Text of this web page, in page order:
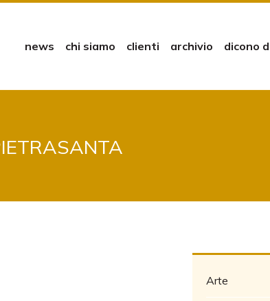
news chi siamo clienti archivio dicono
Arte